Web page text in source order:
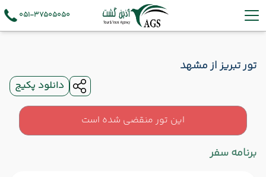
051-37505050
تور تبریز از مشهد
دانلود پکیج
این تور منقضی شده است
برنامه سفر